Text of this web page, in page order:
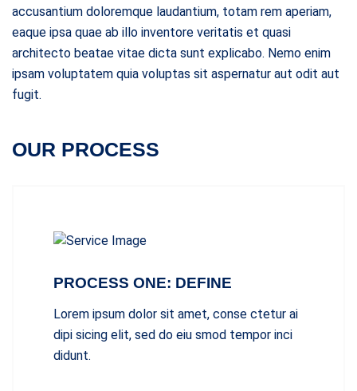
accusantium doloremque laudantium, totam rem aperiam,
eaque ipsa quae ab illo inventore veritatis et quasi
architecto beatae vitae dicta sunt explicabo. Nemo enim
ipsam voluptatem quia voluptas sit aspernatur aut odit aut
fugit.
OUR PROCESS
PROCESS ONE: DEFINE
Lorem ipsum dolor sit amet, conse ctetur ai
dipi sicing elit, sed do eiu smod tempor inci
didunt.